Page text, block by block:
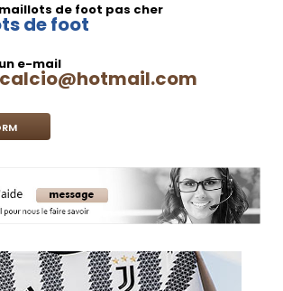
de foot pas cher
de foot
e-mail